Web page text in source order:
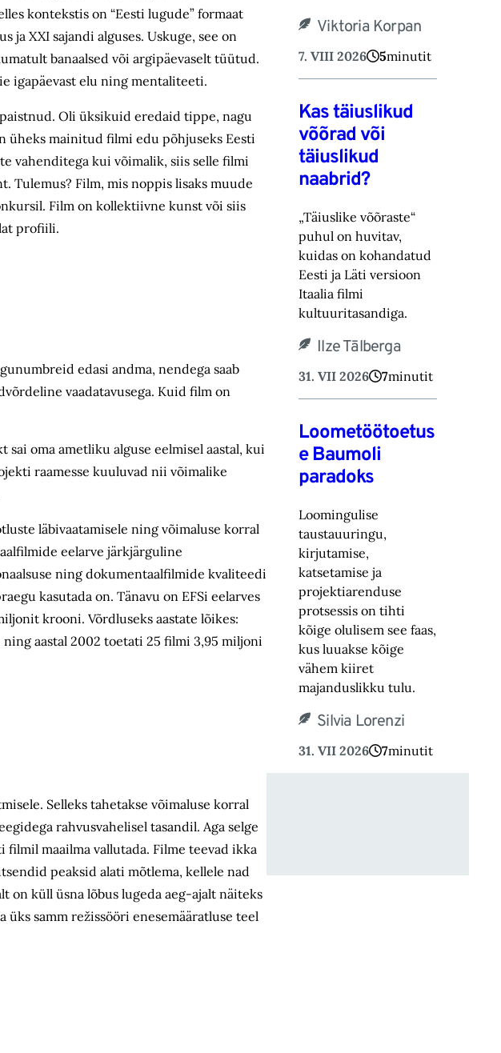
kontekstis on “Eesti lugude” formaat
XXI sajandi alguses. Uskuge, see on
banaalsed või argipäevaselt tüütud.
igapäevast elu ning mentaliteeti.
Oli üksikuid eredaid tippe, nagu
üheks mainitud filmi edu põhjuseks Eesti
vahenditega kui võimalik, siis selle filmi
Tulemus? Film, mis noppis lisaks muude
Film on kollektiivne kunst või siis
profiili.
edasi andma, nendega saab
vaadatavusega. Kuid film on
oma ametliku alguse eelmisel aastal, kui
raamesse kuuluvad nii võimalike
läbivaatamisele ning võimaluse korral
eelarve järkjärguline
ning dokumentaalfilmide kvaliteedi
kasutada on. Tänavu on EFSi eelarves
krooni. Võrdluseks aastate lõikes:
aastal 2002 toetati 25 filmi 3,95 miljoni
Selleks tahetakse võimaluse korral
rahvusvahelisel tasandil. Aga selge
maailma vallutada. Filme teevad ikka
peaksid alati mõtlema, kellele nad
on küll üsna lõbus lugeda aeg-ajalt näiteks
üks samm režissööri enesemääratluse teel
Viktoria Korpan
7. VIII 2026 5minutit
Kas täiuslikud
võõrad või
täiuslikud
naabrid?
„Täiuslike võõraste“
puhul on huvitav,
kuidas on kohandatud
Eesti ja Läti versioon
Itaalia filmi
kultuuritasandiga.
Ilze Tālberga
31. VII 2026 7minutit
Loometöötoetus
e Baumoli
paradoks
Loomingulise
taustauuringu,
kirjutamise,
katsetamise ja
projektiarenduse
protsessis on tihti
kõige olulisem see faas,
kus luuakse kõige
vähem kiiret
majanduslikku tulu.
Silvia Lorenzi
31. VII 2026 7minutit